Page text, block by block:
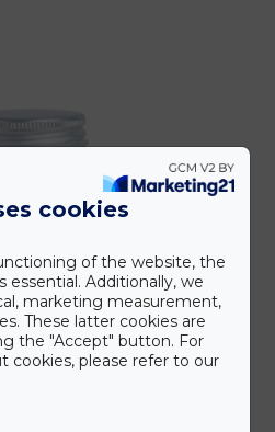
cookies
of the website, the
essential. Additionally, we
marketing measurement,
These latter cookies are
the "Accept" button. For
cookies, please refer to our